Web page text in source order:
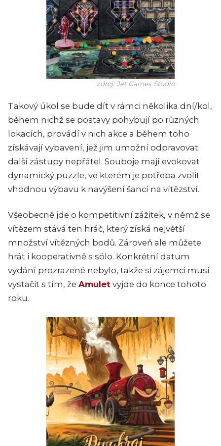
zdroj: Jet Games Studio
Takový úkol se bude dít v rámci několika dní/kol,
během nichž se postavy pohybují po různých
lokacích, provádí v nich akce a během toho
získávají vybavení, jež jim umožní odpravovat
další zástupy nepřátel. Souboje mají evokovat
dynamický puzzle, ve kterém je potřeba zvolit
vhodnou výbavu k navýšení šancí na vítězství.
Všeobecně jde o kompetitivní zážitek, v němž se
vítězem stává ten hráč, který získá největší
množství vítězných bodů. Zároveň ale můžete
hrát i kooperativně s sólo. Konkrétní datum
vydání prozrazené nebylo, takže si zájemci musí
vystačit s tím, že Amulet vyjde do konce tohoto
roku.